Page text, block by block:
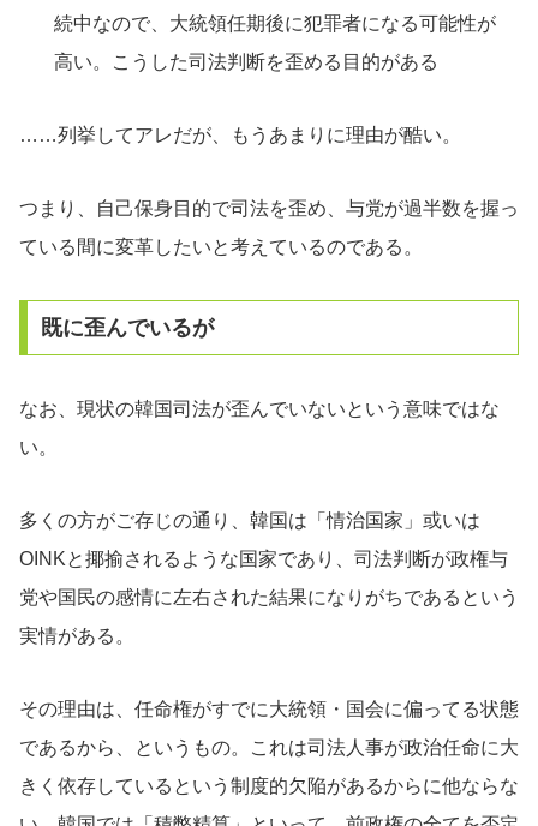
続中なので、大統領任期後に犯罪者になる可能性が
高い。こうした司法判断を歪める目的がある
……列挙してアレだが、もうあまりに理由が酷い。
つまり、自己保身目的で司法を歪め、与党が過半数を握っ
ている間に変革したいと考えているのである。
既に歪んでいるが
なお、現状の韓国司法が歪んでいないという意味ではな
い。
多くの方がご存じの通り、韓国は「情治国家」或いは
OINKと揶揄されるような国家であり、司法判断が政権与
党や国民の感情に左右された結果になりがちであるという
実情がある。
その理由は、任命権がすでに大統領・国会に偏ってる状態
であるから、というもの。これは司法人事が政治任命に大
きく依存しているという制度的欠陥があるからに他ならな